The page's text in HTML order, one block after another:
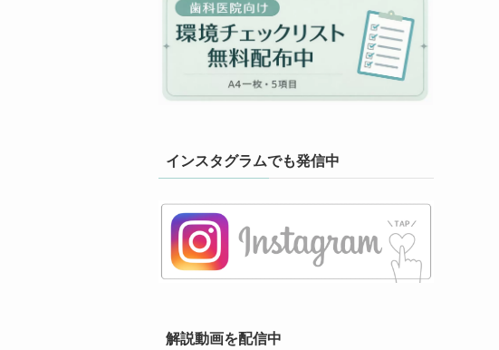
インスタグラムでも発信中
解説動画を配信中